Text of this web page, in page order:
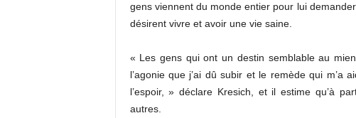
gens viennent du monde entier pour lui
désirent vivre et avoir une vie saine.
« Les gens qui ont un destin semblable au
l’agonie que j’ai dû subir et le remède qui m’a
l’espoir, » déclare Kresich, et il estime qu’à
autres.